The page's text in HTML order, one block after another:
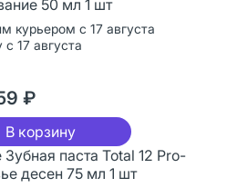
50 мл 1 шт
курьером с 17 августа
с 17 августа
₽
В корзину
Зубная паста Total 12 Pro-
десен 75 мл 1 шт